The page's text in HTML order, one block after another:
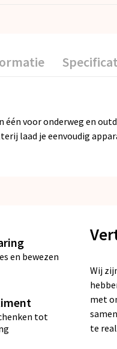
één voor onderweg en
laad je eenvoudig
en bewezen
tot
Wij
met
te